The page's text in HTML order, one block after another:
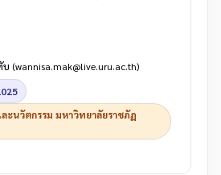
บ (wannisa.mak@live.uru.ac.th)
ะนวัตกรรม มหาวิทยาลัยราชภัฏ